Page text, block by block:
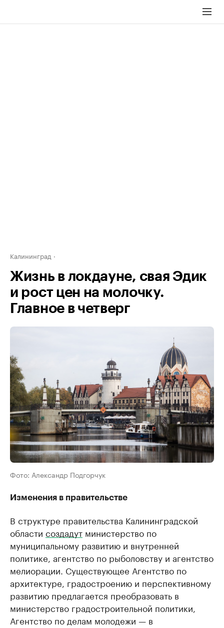
Калининград
Жизнь в локдауне, свая Эдик
и рост цен на молочку.
Главное в четверг
Фото: Александр Подгорчук
Изменения в правительстве
В структуре правительства Калининградской
области создадут министерство по
муниципальному развитию и внутренней
политике, агентство по рыболовству и агентство
мелиорации. Существующее Агентство по
архитектуре, градостроению и перспективному
развитию предлагается преобразовать в
министерство градостроительной политики,
Агентство по делам молодежи — в